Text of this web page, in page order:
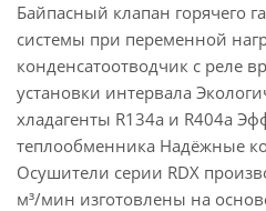
Байпасный клапан горячего
системы при переменной
конденсатоотводчик с реле
установки интервала
хладагенты R134a и R404a
теплообменника Надёжные
Осушители серии RDX
м³/мин изготовлены на